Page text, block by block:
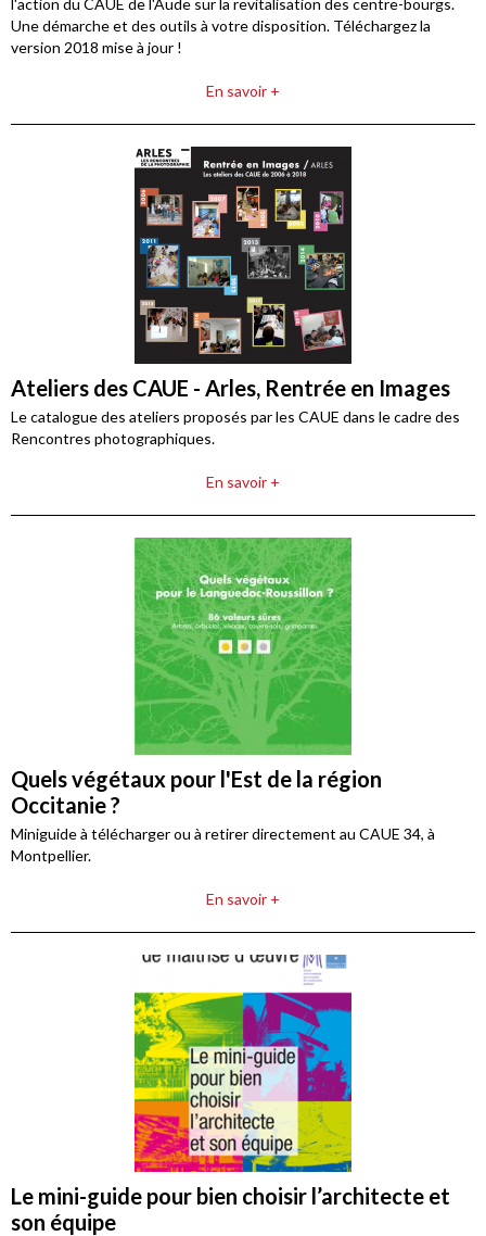
l'action du CAUE de l'Aude sur la revitalisation des centre-bourgs.
Une démarche et des outils à votre disposition. Téléchargez la
version 2018 mise à jour !
En savoir +
Ateliers des CAUE - Arles, Rentrée en Images
Le catalogue des ateliers proposés par les CAUE dans le cadre des
Rencontres photographiques.
En savoir +
Quels végétaux pour l'Est de la région
Occitanie ?
Miniguide à télécharger ou à retirer directement au CAUE 34, à
Montpellier.
En savoir +
Le mini-guide pour bien choisir l’architecte et
son équipe